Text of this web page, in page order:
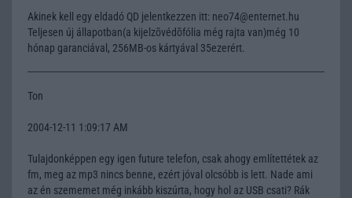
Akinek kell egy eldadó QD jelentkezzen itt: neo74@enternet.hu
Teljesen új állapotban(a kijelzõvédõfólia még rajta van)még 10
hónap garanciával, 256MB-os kártyával 35ezerért.
Ton
2004-12-11 1:09:17 AM
Tulajdonképpen egy igen future telefon, csak ahogy említettétek az
fm, meg az mp3 nincs benne, ezért jóval olcsóbb is lett. Nade ami
az én szememet még inkább kiszúrta, hogy hol az USB csati? Rák